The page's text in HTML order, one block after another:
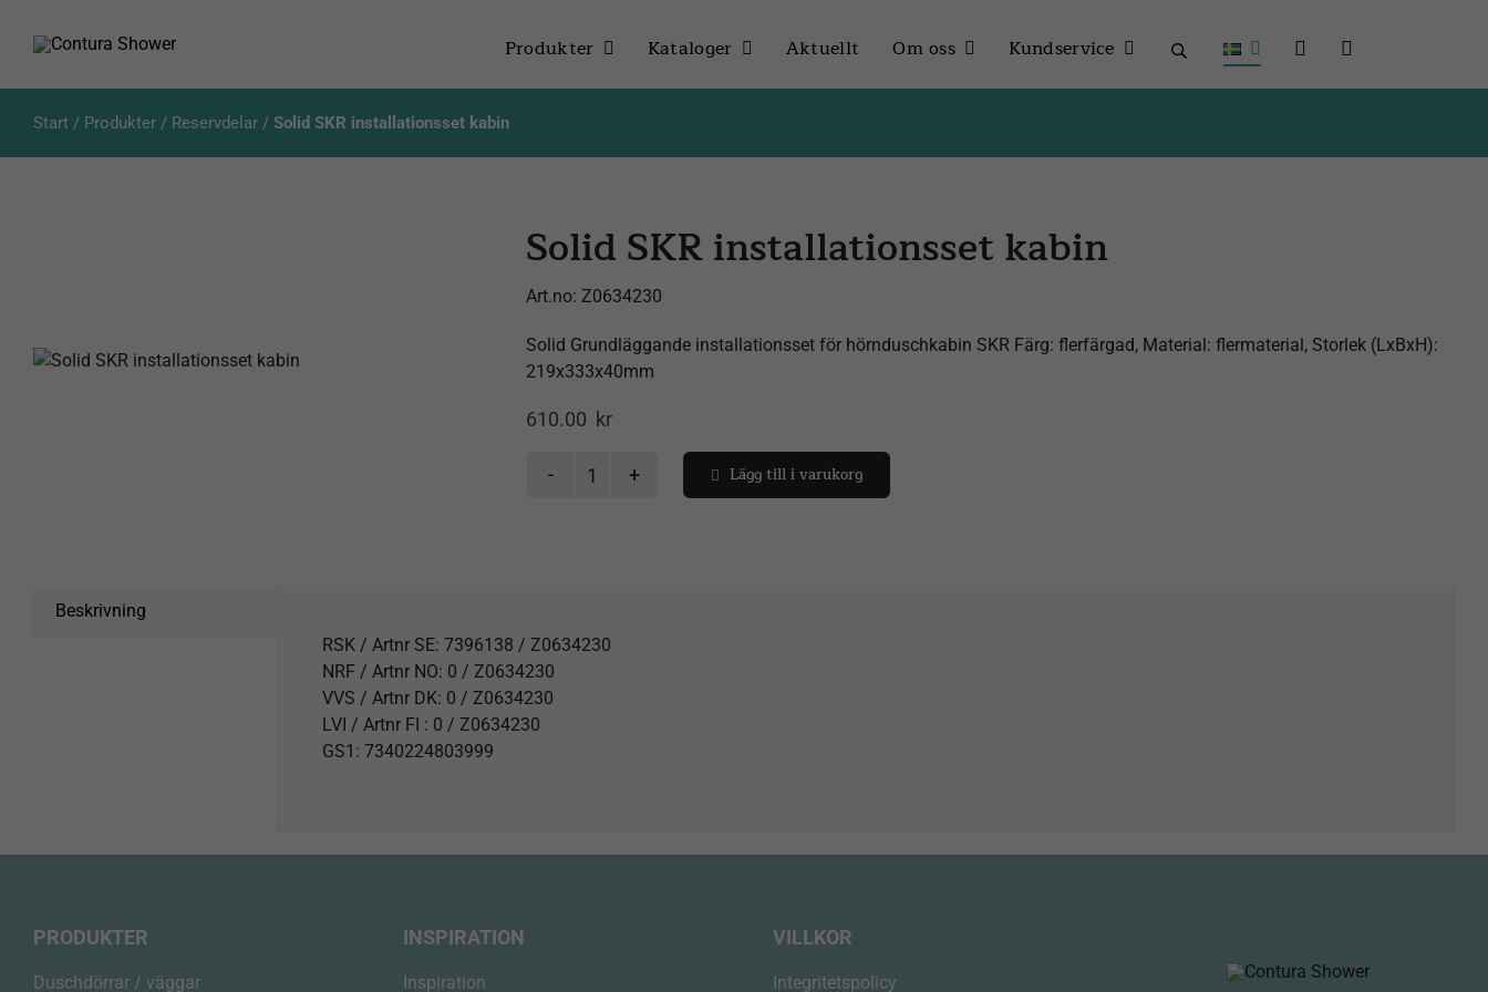
Produkter Kataloger Aktuellt Om oss Kundservice
Start/ Produkter/ Reservdelar/ Solid SKR installationsset kabin
Solid SKR installationsset kabin
Art.no:Z0634230
Solid Grundläggande installationsset för hörnduschkabin SKR Färg: flerfärgad, Material: flermaterial, Storlek (LxBxH):
219x333x40mm
610.00 kr
Solid
Lägg till i varukorg
Beskrivning
RSK / Artnr SE: 7396138 / Z0634230
NRF / Artnr NO: 0 / Z0634230
VVS / Artnr DK: 0 / Z0634230
LVI / Artnr FI : 0 / Z0634230
GS1: 7340224803999
PRODUKTER
Duschdörrar / väggar
INSPIRATION
Inspiration
VILLKOR
Integritetspolicy